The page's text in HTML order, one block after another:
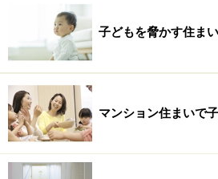
の一般的な戸建住宅には適用されません。
しかしここで規定されているのは
が住宅金融支援機構が定めたバリ
ンションではこの基準を遵守して
子どもを脅かす住ま
マンション住まいで